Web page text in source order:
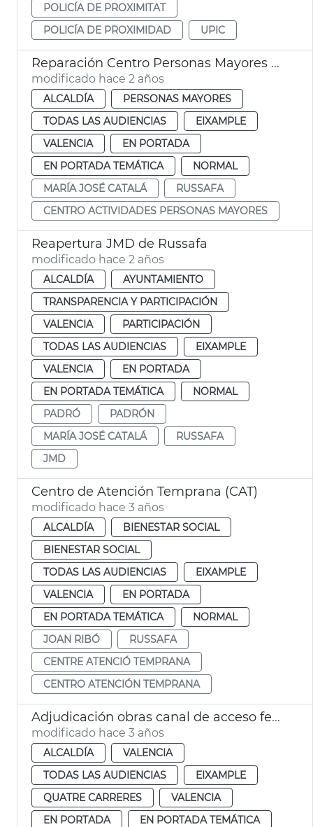
POLICÍA DE PROXIMITAT
POLICÍA DE PROXIMIDAD
UPIC
Reparación Centro Personas Mayores de Russafa
modificado hace 2 años
ALCALDÍA
PERSONAS MAYORES
TODAS LAS AUDIENCIAS
EIXAMPLE
VALENCIA
EN PORTADA
EN PORTADA TEMÁTICA
NORMAL
MARÍA JOSÉ CATALÁ
RUSSAFA
CENTRO ACTIVIDADES PERSONAS MAYORES
Reapertura JMD de Russafa
modificado hace 2 años
ALCALDÍA
AYUNTAMIENTO
TRANSPARENCIA Y PARTICIPACIÓN
VALENCIA
PARTICIPACIÓN
TODAS LAS AUDIENCIAS
EIXAMPLE
VALENCIA
EN PORTADA
EN PORTADA TEMÁTICA
NORMAL
PADRÓ
PADRÓN
MARÍA JOSÉ CATALÁ
RUSSAFA
JMD
Centro de Atención Temprana (CAT)
modificado hace 3 años
ALCALDÍA
BIENESTAR SOCIAL
BIENESTAR SOCIAL
TODAS LAS AUDIENCIAS
EIXAMPLE
VALENCIA
EN PORTADA
EN PORTADA TEMÁTICA
NORMAL
JOAN RIBÓ
RUSSAFA
CENTRE ATENCIÓ TEMPRANA
CENTRO ATENCIÓN TEMPRANA
Adjudicación obras canal de acceso ferroviario
modificado hace 3 años
ALCALDÍA
VALENCIA
TODAS LAS AUDIENCIAS
EIXAMPLE
QUATRE CARRERES
VALENCIA
EN PORTADA
EN PORTADA TEMÁTICA